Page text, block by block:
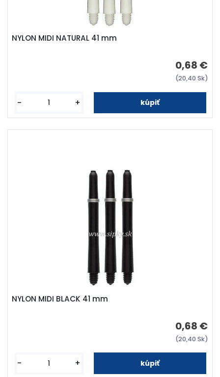
NYLON MIDI NATURAL 41 mm
0,68 €
(20,40 Sk)
- +
NYLON MIDI BLACK 41 mm
0,68 €
(20,40 Sk)
- +